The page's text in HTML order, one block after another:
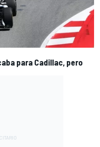
para Cadillac, pero